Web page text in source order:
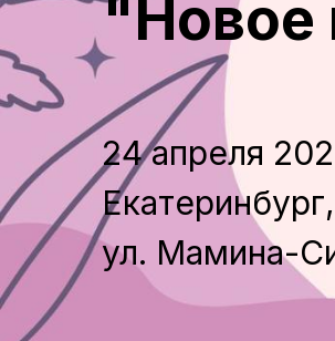
"Новое
24 апреля
ул. Мамина-